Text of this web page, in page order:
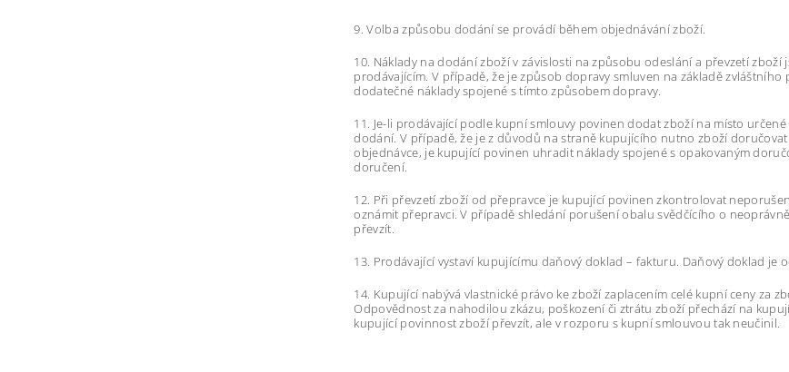
9.Volba způsobu dodání se provádí během objednávání zboží.
10. Náklady na dodání zboží v závislosti na způsobu odeslání a převzetí
prodávajícím. V případě, že je způsob dopravy smluven na základě
dodatečné náklady spojené s tímto způsobem dopravy.
11. Je-li prodávající podle kupní smlouvy povinen dodat zboží na místo
dodání. V případě, že je z důvodů na straně kupujícího nutno zboží
objednávce, je kupující povinen uhradit náklady spojené s opakovaným
doručení.
12. Při převzetí zboží od přepravce je kupující povinen zkontrolovat
oznámit přepravci. V případě shledání porušení obalu svědčícího o
převzít.
13. Prodávající vystaví kupujícímu daňový doklad – fakturu. Daňový doklad je
14. Kupující nabývá vlastnické právo ke zboží zaplacením celé kupní ceny za
Odpovědnost za nahodilou zkázu, poškození či ztrátu zboží přechází na
kupující povinnost zboží převzít, ale v rozporu s kupní smlouvou tak neučinil.